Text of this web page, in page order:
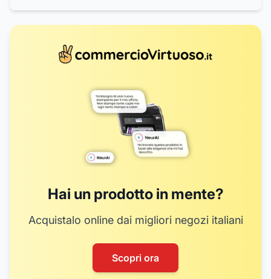
Hai un prodotto in mente?
Acquistalo online dai migliori negozi italiani
Scopri ora